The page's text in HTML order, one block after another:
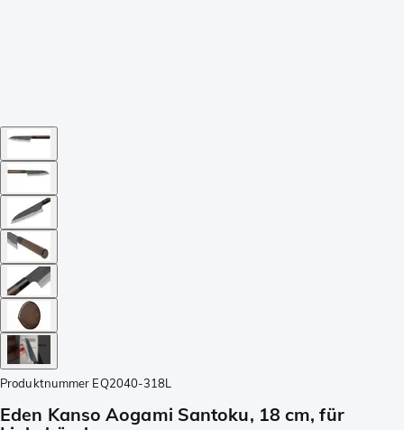
Produktnummer EQ2040-318L
Eden Kanso Aogami Santoku, 18 cm, für